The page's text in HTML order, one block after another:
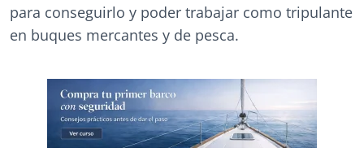
para conseguirlo y poder trabajar como tripulante
en buques mercantes y de pesca.